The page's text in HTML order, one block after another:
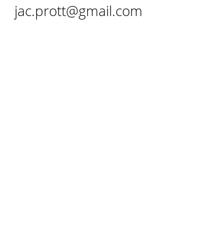
jac.prott@gmail.com